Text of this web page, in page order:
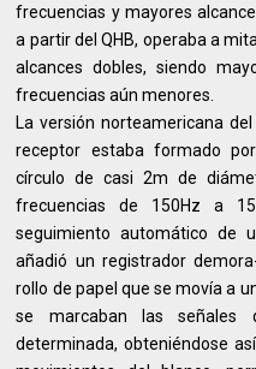
frecuencias y mayores
a partir del QHB, operaba a
alcances dobles, siendo
frecuencias aún menores.
La versión norteamericana
receptor estaba formado
círculo de casi 2m de
frecuencias de 150Hz a
seguimiento automático de
añadió un registrador
rollo de papel que se movía a
se marcaban las señales
determinada, obteniéndose